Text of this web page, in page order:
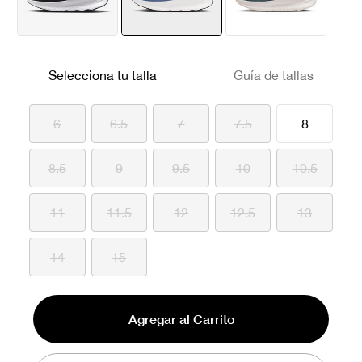
Selecciona tu talla Guía de tallas
6 6.5 7 7.5 8
8.5 9 9.5 10 10.5
11 11.5 12 12.5 13
14 15
Agregar al Carrito